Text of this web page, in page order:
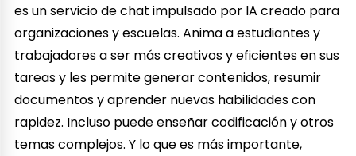
es un servicio de chat impulsado por IA creado para
organizaciones y escuelas. Anima a estudiantes y
trabajadores a ser más creativos y eficientes en sus
tareas y les permite generar contenidos, resumir
documentos y aprender nuevas habilidades con
rapidez. Incluso puede enseñar codificación y otros
temas complejos. Y lo que es más importante,